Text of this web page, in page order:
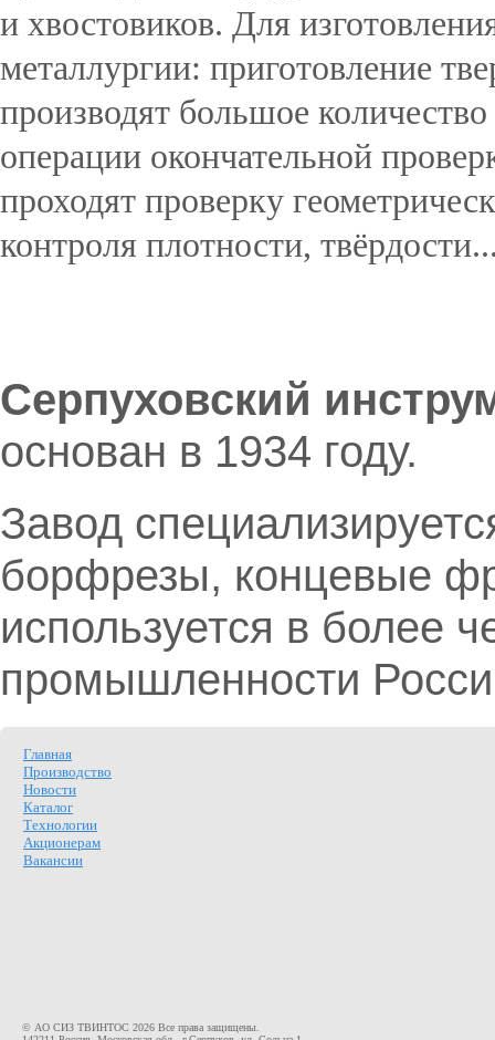
и хвостовиков. Для
металлургии: приготовление
производят большое
операции окончательной
проходят проверку
контроля плотности,
Серпуховский
основан в 1934 году.
Завод
борфрезы, концевые
используется в более
промышленности
Главная
Производство
Новости
Каталог
Технологии
Акционерам
Вакансии
© АО СИЗ ТВИНТОС 2026 Все права защищены.